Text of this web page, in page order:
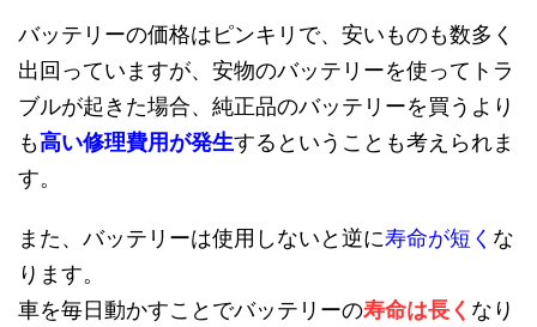
バッテリーの価格はピンキリで、安いものも数多く
出回っていますが、安物のバッテリーを使ってトラ
ブルが起きた場合、純正品のバッテリーを買うより
も高い修理費用が発生するということも考えられま
す。
また、バッテリーは使用しないと逆に寿命が短く な
ります。
車を毎日動かすことでバッテリーの寿命は長く なり